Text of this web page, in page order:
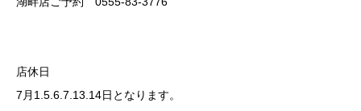
店休日
7月1.5.6.7.13.14日となります。